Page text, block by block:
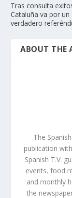
Tras consulta
Cataluña va por un
verdadero
ABOUT THE
The
publication
Spanish T.V.
events, food
and monthly
the